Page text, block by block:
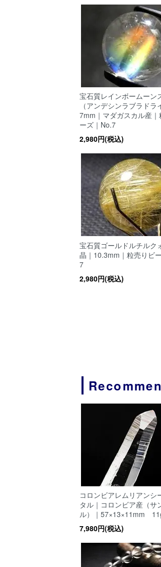
宝石質レインボームーン
（アンデシンラブラドラ
7mm｜マダガスカル産
ーズ｜No.7
2,980円(税込)
宝石質ゴールドルチルク
晶｜10.3mm｜粒売りビ
7
2,980円(税込)
コロンビアレムリアンシ
タル｜コロンビア産（サ
ル）｜57×13×11mm
7,980円(税込)